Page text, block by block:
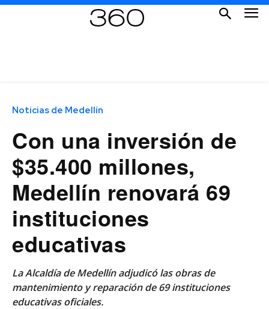
Noticias de Medellín
Con una inversión de
$35.400 millones,
Medellín renovará 69
instituciones
educativas
La Alcaldía de Medellín adjudicó las obras de
mantenimiento y reparación de 69 instituciones
educativas oficiales.